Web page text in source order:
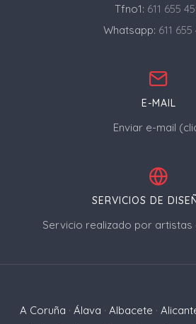
Tfno1: 611 655
Whatsapp: 611
E-MAIL
Enviar e-mail
SERVICIOS DE
Servicio realizado por artistas
A Coruña · Álava · Albacete ·